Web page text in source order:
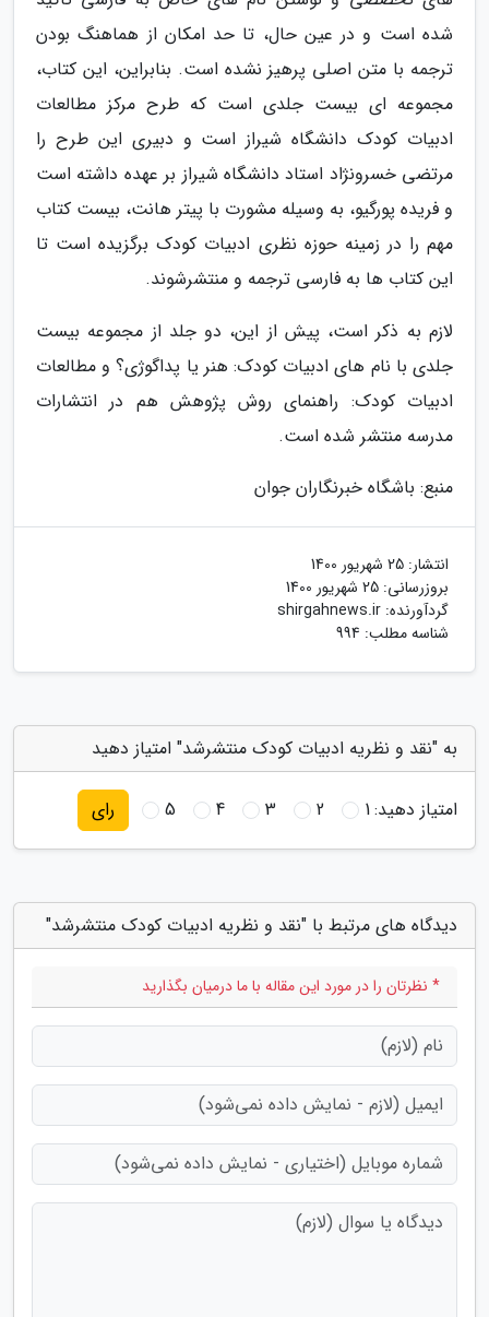
شده است و در عین حال، تا حد امکان از هماهنگ بودن
ترجمه با متن اصلی پرهیز نشده است. بنابراین، این کتاب،
مجموعه ای بیست جلدی است که طرح مرکز مطالعات
ادبیات کودک دانشگاه شیراز است و دبیری این طرح را
مرتضی خسرونژاد استاد دانشگاه شیراز بر عهده داشته است
و فریده پورگیو، به وسیله مشورت با پیتر هانت، بیست کتاب
مهم را در زمینه حوزه نظری ادبیات کودک برگزیده است تا
این کتاب ها به فارسی ترجمه و منتشرشوند.
لازم به ذکر است، پیش از این، دو جلد از مجموعه بیست
جلدی با نام های ادبیات کودک: هنر یا پداگوژی؟ و مطالعات
ادبیات کودک: راهنمای روش پژوهش هم در انتشارات
مدرسه منتشر شده است.
منبع: باشگاه خبرنگاران جوان
انتشار: 25 شهریور 1400
بروزرسانی: 25 شهریور 1400
گردآورنده: shirgahnews.ir
شناسه مطلب: 994
به "نقد و نظریه ادبیات کودک منتشرشد" امتیاز دهید
امتیاز دهید:1
2
3
4
5 رای
دیدگاه های مرتبط با "نقد و نظریه ادبیات کودک منتشرشد"
* نظرتان را در مورد این مقاله با ما درمیان بگذارید